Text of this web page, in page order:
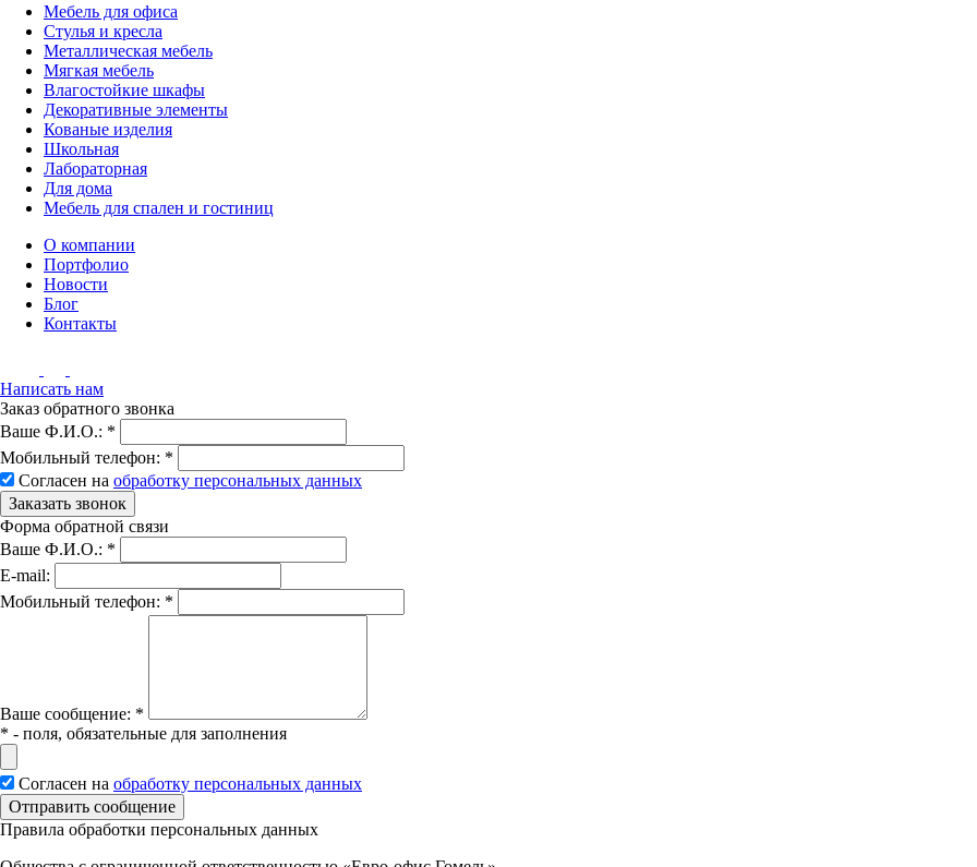
Мебель для офиса
Стулья и кресла
Металлическая мебель
Мягкая мебель
Влагостойкие шкафы
Декоративные элементы
Кованые изделия
Школьная
Лабораторная
Для дома
Мебель для спален и гостиниц
О компании
Портфолио
Новости
Блог
Контакты
Написать нам
Заказ обратного звонка
Ваше Ф.И.О.: *
Мобильный телефон: *
Согласен на обработку персональных данных
Заказать звонок
Форма обратной связи
Ваше Ф.И.О.: *
E-mail:
Мобильный телефон: *
Вашe сообщение: *
* - поля, обязательные для заполнения
Согласен на обработку персональных данных
Отправить сообщение
Правила обработки персональных данных